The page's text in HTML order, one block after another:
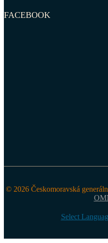
FACEBOOK
© 2026 Českomoravská
Select